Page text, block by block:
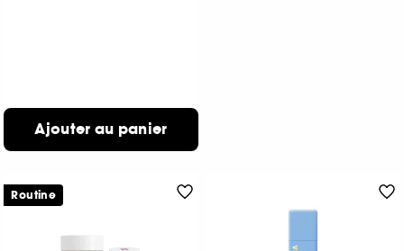
Ajouter au panier
Routine